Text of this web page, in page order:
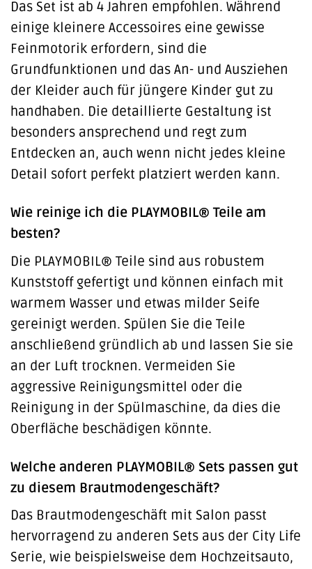
Das Set ist ab 4 Jahren empfohlen. Während
einige kleinere Accessoires eine gewisse
Feinmotorik erfordern, sind die
Grundfunktionen und das An- und Ausziehen
der Kleider auch für jüngere Kinder gut zu
handhaben. Die detaillierte Gestaltung ist
besonders ansprechend und regt zum
Entdecken an, auch wenn nicht jedes kleine
Detail sofort perfekt platziert werden kann.
Wie reinige ich die PLAYMOBIL® Teile am
besten?
Die PLAYMOBIL® Teile sind aus robustem
Kunststoff gefertigt und können einfach mit
warmem Wasser und etwas milder Seife
gereinigt werden. Spülen Sie die Teile
anschließend gründlich ab und lassen Sie sie
an der Luft trocknen. Vermeiden Sie
aggressive Reinigungsmittel oder die
Reinigung in der Spülmaschine, da dies die
Oberfläche beschädigen könnte.
Welche anderen PLAYMOBIL® Sets passen gut
zu diesem Brautmodengeschäft?
Das Brautmodengeschäft mit Salon passt
hervorragend zu anderen Sets aus der City Life
Serie, wie beispielsweise dem Hochzeitsauto,